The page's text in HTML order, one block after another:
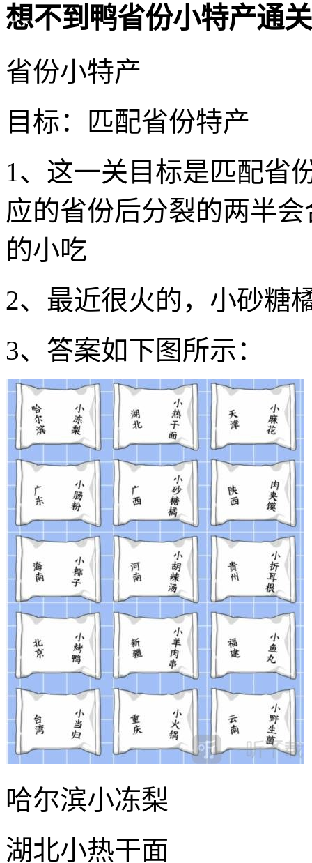
想不到鸭省份小特产通
省份小特产
目标：匹配省份特产
1、这一关目标是匹配省
应的省份后分裂的两半
的小吃
2、最近很火的，小砂糖
3、答案如下图所示：
哈尔滨小冻梨
湖北小热干面